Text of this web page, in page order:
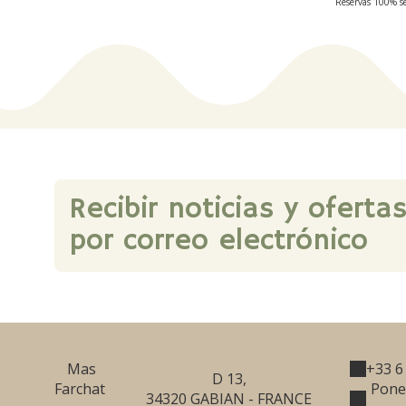
Recibir noticias y
por correo electrónico
Mas
Farchat
D 13,
34320 GABIAN - FRANCE
+33